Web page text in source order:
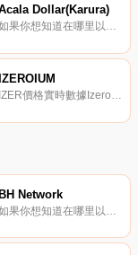
Dollar(Karura)
如果你想知道在哪里以當前價格購買Acala Dollar(Karura),目前交易{Acala Dollar(Karura)]股票的頂級加密貨幣交易所是Karura Swap。您可以在我們的加密貨幣交易所頁面上找到其他列表.
IZEROIUM
IZER價格實時數據Izeroim于2020年1月10日由英國的一個團隊推出,旨在讓用戶在其交易所上使用IZER完全放心地買賣加密貨幣.
Network